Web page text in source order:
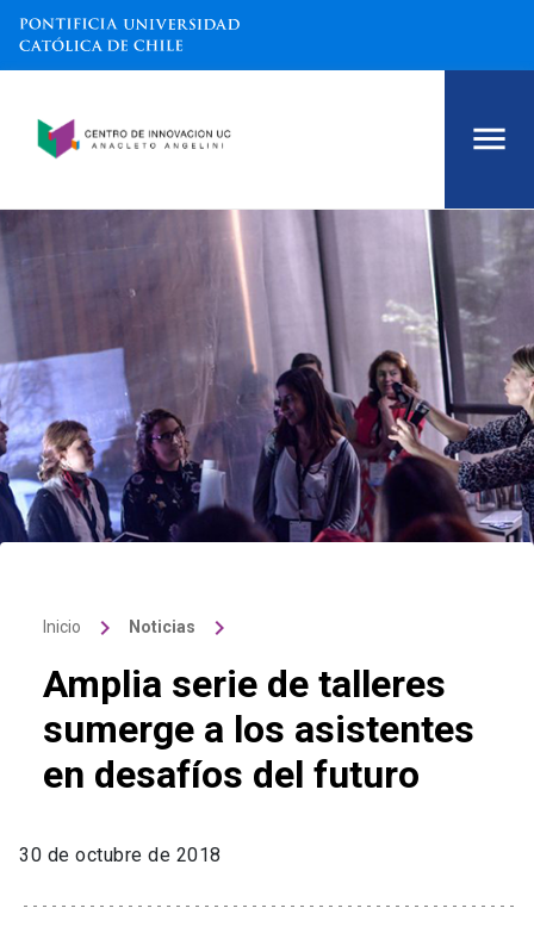
Inicio keyboard_arrow_right Noticias keyboard_arrow_right
Amplia serie de talleres
sumerge a los asistentes
en desafíos del futuro
30 de octubre de 2018